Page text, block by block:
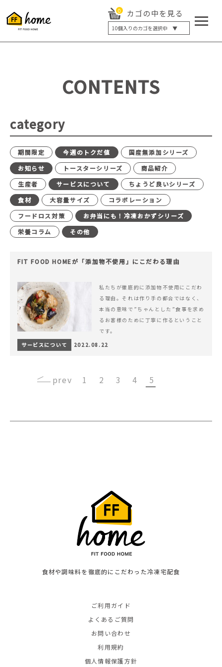
0 カゴの中を見る
10個入りのカゴを選択中 ▼
5個入り
20個入り
最大12%OFF
CONTENTS
category
期間限定 今週のトクだ値
国産無添加シリーズ
お知らせ
トースターシリーズ
商品紹介
生産者
サービスについて
ちょうど良いシリーズ
食材
大容量サイズ
コラボレーション
フードロス対策
お弁当にも！冷凍おかずシリーズ
栄養コラム
その他
FIT FOOD HOMEが「添加物不使用」にこだわる理由
私たちが徹底的に添加物不使用にこだわ
る理由。それは作り手の都合ではなく、
本当の意味で”ちゃんとした”食事を求め
るお客様のために丁寧に作るということ
です。
サービスについて
2022.08.22
‹ 1 2 3 4 5
食材や調味料を徹底的にこだわった冷凍宅配食
ご利用ガイド
よくあるご質問
お問い合わせ
利用規約
個人情報保護方針